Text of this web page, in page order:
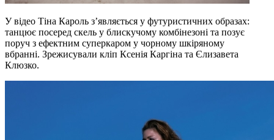
У відео Тіна Кароль з’являється у футуристичних образах:
танцює посеред скель у блискучому комбінезоні та позує
поруч з ефектним суперкаром у чорному шкіряному
вбранні. Зрежисували кліп Ксенія Каргіна та Єлизавета
Клюзко.